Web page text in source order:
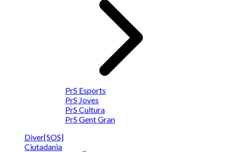
PrS Esports
PrS Joves
PrS Cultura
PrS Gent Gran
Diver[SOS]
Ciutadania